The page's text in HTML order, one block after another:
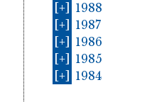
[+] 1988
[+] 1987
[+] 1986
[+] 1985
[+] 1984